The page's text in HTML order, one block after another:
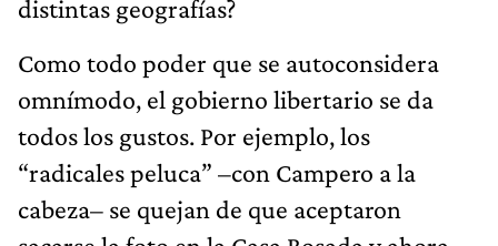
distintas geografías?
Como todo poder que se autoconsidera
omnímodo, el gobierno libertario se da
todos los gustos. Por ejemplo, los
“radicales peluca” –con Campero a la
cabeza– se quejan de que aceptaron